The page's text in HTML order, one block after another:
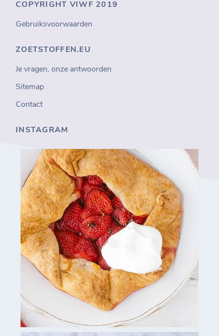
COPYRIGHT VIWF 2019
Gebruiksvoorwaarden
ZOETSTOFFEN.EU
Je vragen, onze antwoorden
Sitemap
Contact
INSTAGRAM